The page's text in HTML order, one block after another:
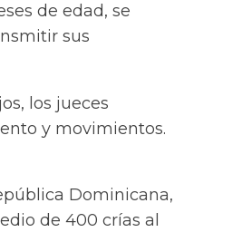
de edad, se
sus
los jueces
y movimientos.
Dominicana,
de 400 crías al